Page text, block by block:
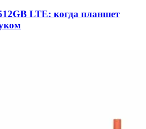
LTE: когда планшет